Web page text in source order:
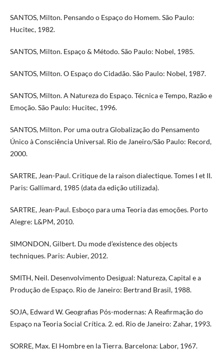
SANTOS, Milton. Pensando o Espaço do Homem. São Paulo:
Hucitec, 1982.
SANTOS, Milton. Espaço & Método. São Paulo: Nobel, 1985.
SANTOS, Milton. O Espaço do Cidadão. São Paulo: Nobel, 1987.
SANTOS, Milton. A Natureza do Espaço. Técnica e Tempo, Razão e
Emoção. São Paulo: Hucitec, 1996.
SANTOS, Milton. Por uma outra Globalização do Pensamento
Único à Consciência Universal. Rio de Janeiro/São Paulo: Record,
2000.
SARTRE, Jean-Paul. Critique de la raison dialectique. Tomes I et II.
Paris: Gallimard, 1985 (data da edição utilizada).
SARTRE, Jean-Paul. Esboço para uma Teoria das emoções. Porto
Alegre: L&PM, 2010.
SIMONDON, Gilbert. Du mode d’existence des objects
techniques. Paris: Aubier, 2012.
SMITH, Neil. Desenvolvimento Desigual: Natureza, Capital e a
Produção de Espaço. Rio de Janeiro: Bertrand Brasil, 1988.
SOJA, Edward W. Geografias Pós-modernas: A Reafirmação do
Espaço na Teoria Social Crítica. 2. ed. Rio de Janeiro: Zahar, 1993.
SORRE, Max. El Hombre en la Tierra. Barcelona: Labor, 1967.